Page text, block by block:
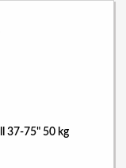
37-75" 50 kg